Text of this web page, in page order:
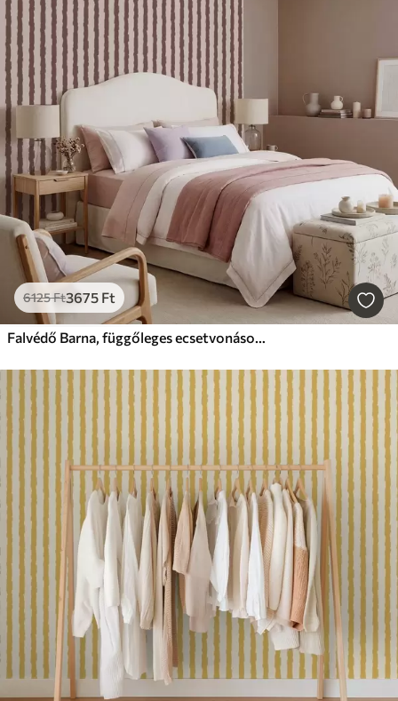
6125Ft3675 Ft
Falvédő Barna, függőleges ecsetvonások világos háttér előtt